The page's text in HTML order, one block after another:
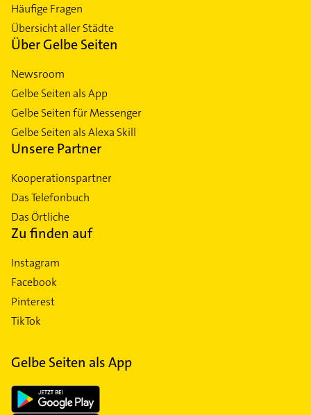
Häufige Fragen
Übersicht aller Städte
Über Gelbe Seiten
Newsroom
Gelbe Seiten als App
Gelbe Seiten für Messenger
Gelbe Seiten als Alexa Skill
Unsere Partner
Kooperationspartner
Das Telefonbuch
Das Örtliche
Zu finden auf
Instagram
Facebook
Pinterest
TikTok
Gelbe Seiten als App